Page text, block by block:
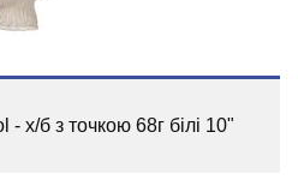
- х/б з точкою 68г білі 10"